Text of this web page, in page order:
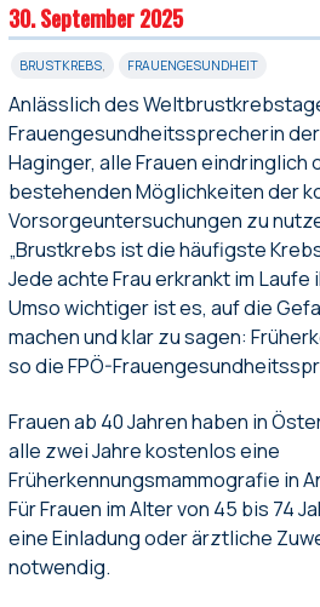
30. September 2025
BRUSTKREBS, FRAUENGESUNDHEIT
Anlässlich des
Frauengesundheitssprecherin der
Haginger, alle Frauen eindringlich
bestehenden Möglichkeiten der
Vorsorgeuntersuchungen zu
„Brustkrebs ist die häufigste
Jede achte Frau erkrankt im Laufe
Umso wichtiger ist es, auf die
machen und klar zu sagen:
so die FPÖ-
Frauen ab 40 Jahren haben in
alle zwei Jahre kostenlos eine
Früherkennungsmammografie in
Für Frauen im Alter von 45 bis 74
eine Einladung oder ärztliche
notwendig.